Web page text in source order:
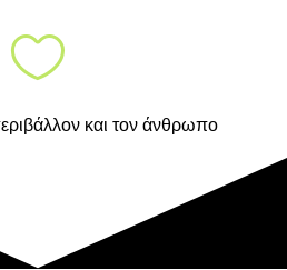

και τον άνθρωπο